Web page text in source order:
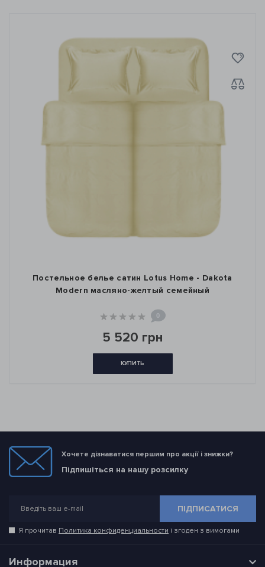
Постельное белье сатин Lotus Home - Dakota
Modern масляно-желтый семейный
0
5 520 грн
КУПИТЬ
Хочете дізнаватися першим про акції і знижки?
Підпишіться на нашу розсилку
ПІДПИСАТИСЯ
Я прочитав Политика конфиденциальности і згоден з вимогами
Информация